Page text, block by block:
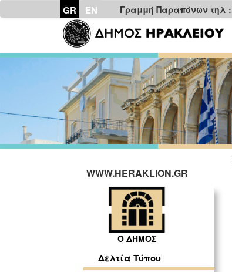
GR EN Γραμμή Παραπόνων τηλ :
WWW.HERAKLION.GR
Ο ΔΗΜΟΣ
Δελτία Τύπου